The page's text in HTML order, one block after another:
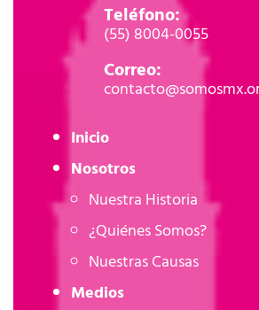
Teléfono:
(55) 8004-0055
Correo:
Inicio
Nosotros
Nuestra Historia
¿Quiénes Somos?
Nuestras Causas
Medios